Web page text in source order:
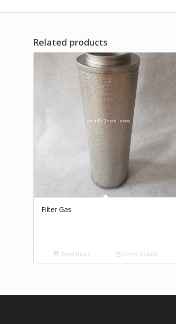
Related products
Filter Gas
Read more Show Details